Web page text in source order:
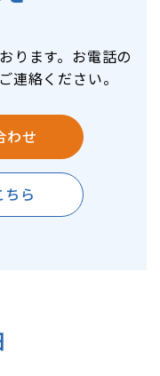
ります。お電話の
連絡ください。
わせ
ら